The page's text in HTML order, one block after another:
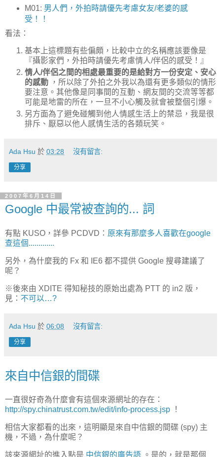
M01: 男人們，外拍時請優先考慮女友/老婆的感
受！！
看法：
基本上這標題有些偏頗，比較中立的名稱應該要像是
『攝影家們，外拍時請優先考慮情人/伴侶的感受！』
情人/伴侶之間的相處最重要的是給對方一份安定、安心
的感動 ，所以除了外拍之外我以為還有更多類似的情形
要注意。其他像是同事間的互動、網友間的交流等等都
可能是地雷的所在，一旦不小心觸及就會被整個引爆。
另方面為了避免碰觸到他人情感生活上的禁忌，我是很
排斥、厭惡以他人感情生活的各類玩笑。
Ada Hsu 於 03:28 沒有留言:
分享
2007年6月14日
Google 中最常被查詢的... 詞
有點 KUSO，詳參 PCDVD： 原來有那麼多人喜歡在google
查這個.............
另外，為什麼我的 Fx 和 IE6 都不提供 Google 搜尋建議了
呢？
※後來由 XDITE 得知秘技的原始出處為 PTT 的 in2 版，
見： 不可以…?
Ada Hsu 於 06:08 沒有留言:
分享
來自中信銀的間碟
一直很好奇為什麼會有這個來源網址的存在：
http://spy.chinatrust.com.tw/edit/info-process.jsp ！
相信大家都看的出來，這明顯是來自中信銀的間碟 (spy) 主
機，不過，為什麼呢？
該來源網址的進入點是 中信銀的廣告語 。是的，就是那個